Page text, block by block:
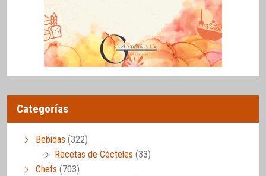
Categorías
Bebidas (322)
Recetas de Cócteles (33)
Chefs (703)